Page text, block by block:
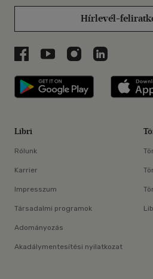
Hírlevél-
Libri a Facebookon
Libri a Youtube-on
Libri azLibri a
Libri
Libri
Rólunk
Karrier
Impresszum
Társadalmi programok
Adományozás
Akadálymentesítési nyilatkozat